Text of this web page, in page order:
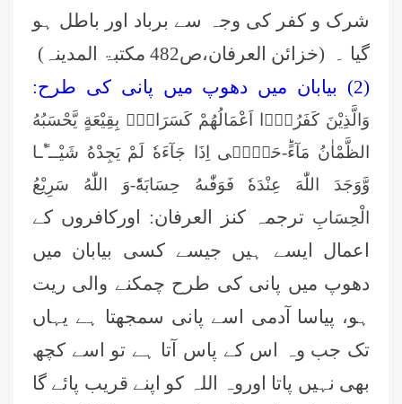
شرک و کفر کی وجہ سے برباد اور باطل ہو
گیا ۔ ‏ ‏(خزائن العرفان،ص482 مکتبۃ المدینہ) ‏
(2) بیابان میں دھوپ میں پانی کی طرح:
وَالَّذِیْنَ كَفَرُوْۤا اَعْمَالُهُمْ كَسَرَابٍۭ بِقِیْعَةٍ یَّحْسَبُهُ
الظَّمْاٰنُ مَآءًؕ-حَتّٰۤى اِذَا جَآءَهٗ لَمْ یَجِدْهُ شَیْــٴًـا
وَّوَجَدَ اللّٰهَ عِنْدَهٗ فَوَفّٰىهُ حِسَابَهٗؕ-وَ اللّٰهُ سَرِیْعُ
الْحِسَابِ ترجمہ کنز العرفان:‏ اورکافروں کے
اعمال ایسے ہیں جیسے کسی بیابان میں
دھوپ میں پانی کی طرح چمکنے والی ریت
ہو، پیاسا آدمی اسے پانی سمجھتا ہے یہاں
تک جب وہ اس کے پاس آتا ہے ‏تو اسے کچھ
بھی نہیں پاتا اوروہ اللہ کو اپنے قریب پائے گا